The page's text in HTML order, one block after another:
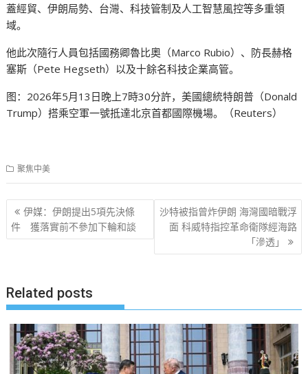
蓋經貿、伊朗局勢、台灣、科技管制及人工智慧風控等多重領
域。
他此次隨行人員包括國務卿魯比奧（Marco Rubio）、防長赫格
塞斯（Pete Hegseth）以及十餘名科技企業高管。
图：2026年5月13日晚上7時30分許，美國總統特朗普（Donald
Trump）搭乘空軍一號抵達北京首都國際機場。（Reuters）
聚焦中美
文
章
伊媒：伊朗提出5項先決條
件 獲落實前不參加下輪和談
沙特被指曾炸伊朗 海灣國暗戰浮
面 科威特指控革命衛隊經海路
「滲透」
Related posts